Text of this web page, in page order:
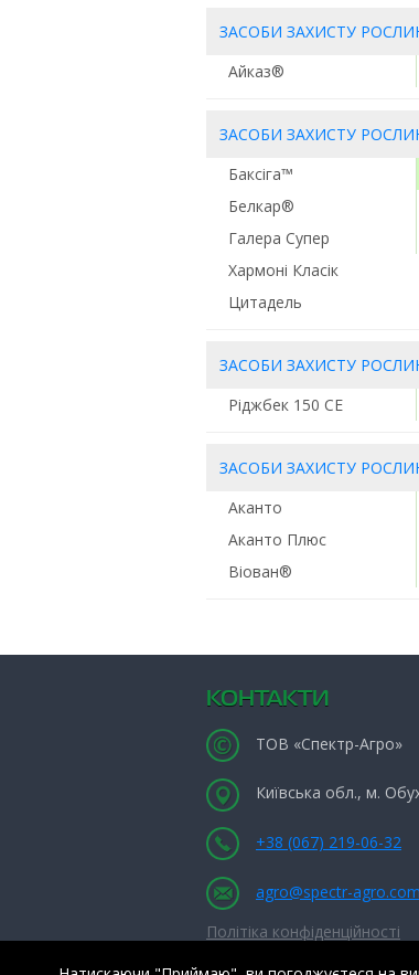
ЗАСОБИ ЗАХИСТУ
Айказ®
ЗАСОБИ ЗАХИСТУ
Баксіга™
Белкар®
Галера Супер
Хармоні Класік
Цитадель
ЗАСОБИ ЗАХИСТУ
Ріджбек 150 СЕ
ЗАСОБИ ЗАХИСТУ
Аканто
Аканто Плюс
Віован®
КОНТАКТИ
ТОВ «Спектр-Агро»
Київська обл., м.
+38 (067) 219-06-32
agro@spectr-agro.com
Політіка конфіденційності